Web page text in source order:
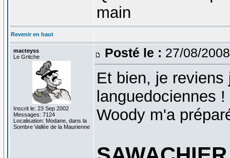
main
Revenir en haut
macteyss
Le Gritche
Inscrit le: 23 Sep 2002
Messages: 7124
Localisation: Modane, dans la
Sombre Vallée de la Maurienne
Posté le : 27/08/
Et bien, je
languedociennes
Woody m'a